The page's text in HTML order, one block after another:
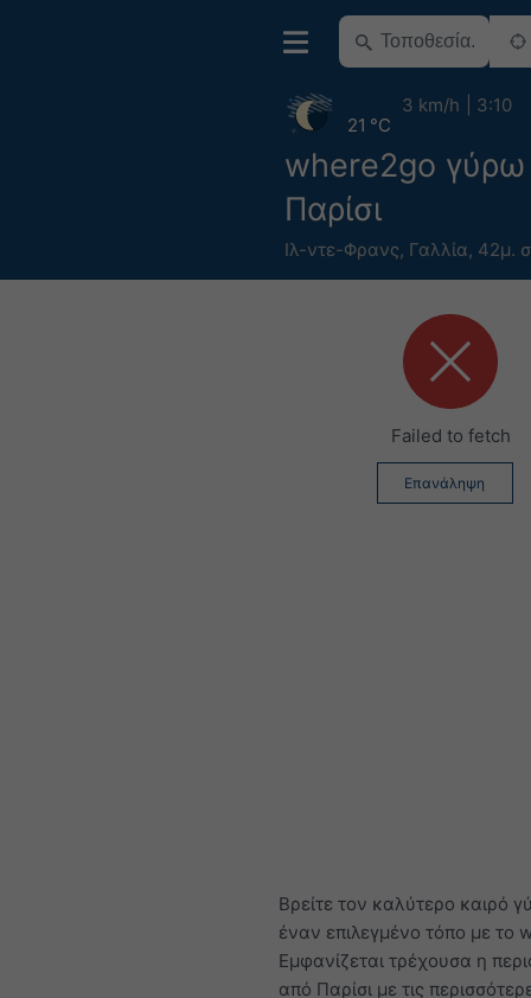
where2go
Παρίσι
Ιλ-ντε-Φρανς, Γαλλία, 42μ.
21 °C
3 km/h 3:10
Failed to fetch
Επανάληψη
Βρείτε τον καλύτερο καιρό
έναν επιλεγμένο τόπο με το
Εμφανίζεται τρέχουσα η
από Παρίσι με τις